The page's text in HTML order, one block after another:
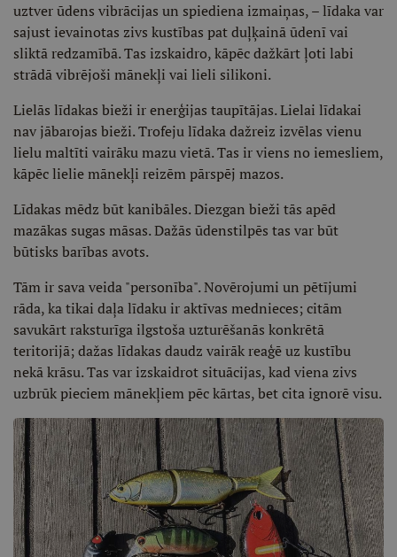
uztver ūdens vibrācijas un spiediena izmaiņas, – līdaka var
sajust ievainotas zivs kustības pat duļķainā ūdenī vai
sliktā redzamībā. Tas izskaidro, kāpēc dažkārt ļoti labi
strādā vibrējoši mānekļi vai lieli silikoni.
Lielās līdakas bieži ir enerģijas taupītājas. Lielai līdakai
nav jābarojas bieži. Trofeju līdaka dažreiz izvēlas vienu
lielu maltīti vairāku mazu vietā. Tas ir viens no iemesliem,
kāpēc lielie mānekļi reizēm pārspēj mazos.
Līdakas mēdz būt kanibāles. Diezgan bieži tās apēd
mazākas sugas māsas. Dažās ūdenstilpēs tas var būt
būtisks barības avots.
Tām ir sava veida "personība". Novērojumi un pētījumi
rāda, ka tikai daļa līdaku ir aktīvas mednieces; citām
savukārt raksturīga ilgstoša uzturēšanās konkrētā
teritorijā; dažas līdakas daudz vairāk reaģē uz kustību
nekā krāsu. Tas var izskaidrot situācijas, kad viena zivs
uzbrūk pieciem mānekļiem pēc kārtas, bet cita ignorē visu.